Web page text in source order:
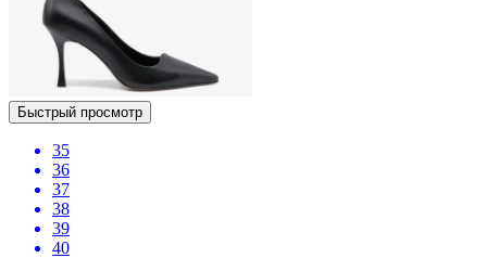
Быстрый просмотр
35
36
37
38
39
40